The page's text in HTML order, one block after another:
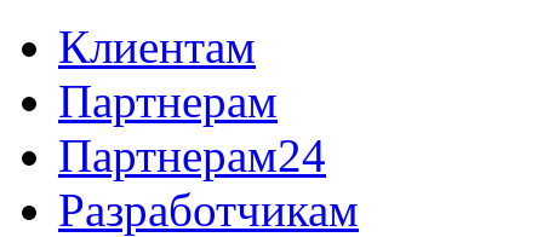
Клиентам
Партнерам
Партнерам24
Разработчикам